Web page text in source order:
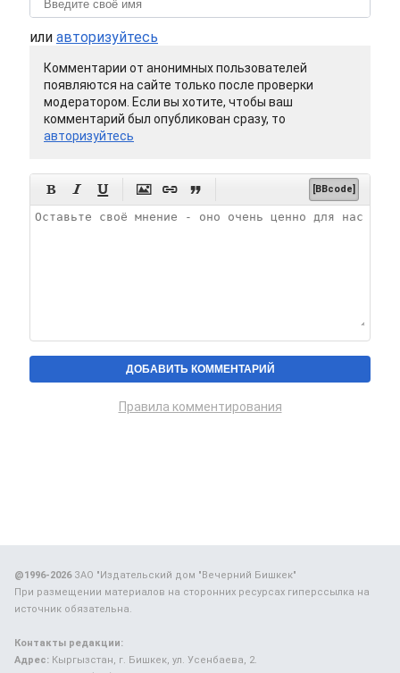
или авторизуйтесь
Комментарии от анонимных пользователей
появляются на сайте только после проверки
модератором. Если вы хотите, чтобы ваш
комментарий был опубликован сразу, то
авторизуйтесь
      [BBcode]
Правила комментирования
@1996-2026ЗАО "Издательский дом "Вечерний Бишкек"
При размещении материалов на сторонних ресурсах гиперссылка на
источник обязательна.
Контакты редакции:
Адрес: Кыргызстан, г. Бишкек, ул. Усенбаева, 2.